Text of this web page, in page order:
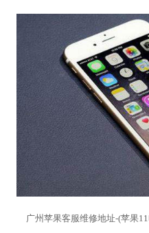
广州苹果客服维修地址-(苹果